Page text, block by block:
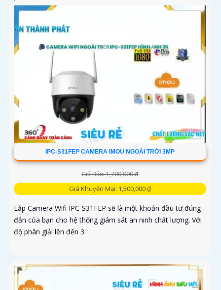
trang bị...
IPC-S31FEP CAMERA IMOU NGOÀI TRỜI 3MP
Giá Bán: 1,700,000 ₫
Giá Khuyến Mại: 1,500,000 ₫
Lắp Camera Wifi IPC-S31FEP sẽ là một khoản đầu tư đúng
đắn của bạn cho hệ thống giám sát an ninh chất lượng. Với
độ phân giải lên đến 3